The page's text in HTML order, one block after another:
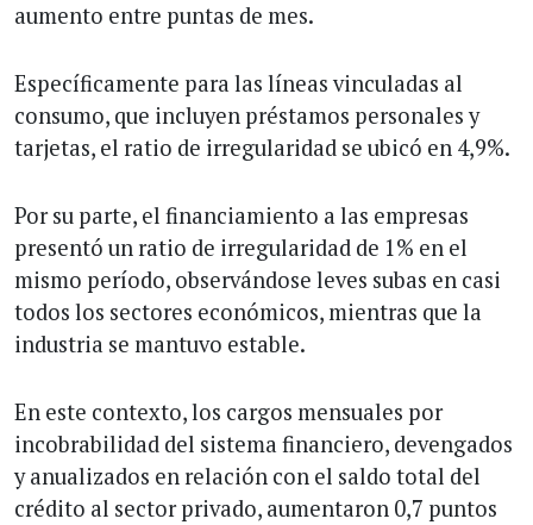
aumento entre puntas de mes.
Específicamente para las líneas vinculadas al
consumo, que incluyen préstamos personales y
tarjetas, el ratio de irregularidad se ubicó en 4,9%.
Por su parte, el financiamiento a las empresas
presentó un ratio de irregularidad de 1% en el
mismo período, observándose leves subas en casi
todos los sectores económicos, mientras que la
industria se mantuvo estable.
En este contexto, los cargos mensuales por
incobrabilidad del sistema financiero, devengados
y anualizados en relación con el saldo total del
crédito al sector privado, aumentaron 0,7 puntos